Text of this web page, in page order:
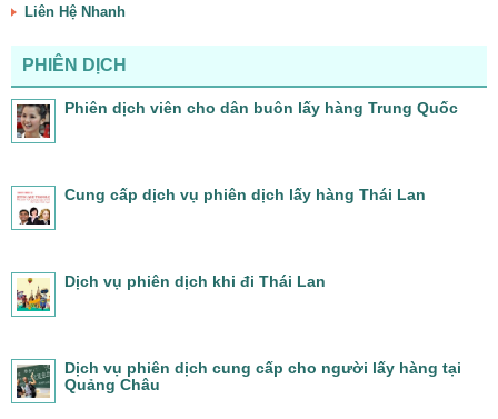
Liên Hệ Nhanh
PHIÊN DỊCH
Phiên dịch viên cho dân buôn lấy hàng Trung Quốc
Cung cấp dịch vụ phiên dịch lấy hàng Thái Lan
Dịch vụ phiên dịch khi đi Thái Lan
Dịch vụ phiên dịch cung cấp cho người lấy hàng tại
Quảng Châu